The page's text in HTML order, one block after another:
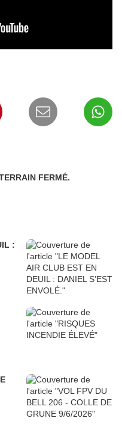
INCENDIE TRÉS ÉLEVÉ : TERRAIN FERMÉ.